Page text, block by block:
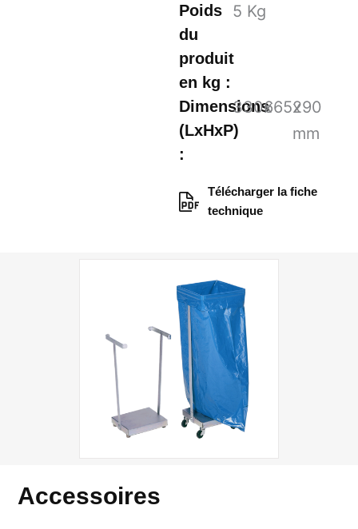
Poids
du
produit
en kg :
5 Kg
Dimensions
(LxHxP)
:
330x
665x
290
mm
Télécharger la fiche
technique
Accessoires